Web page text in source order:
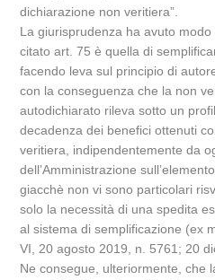
dichiarazione non veritiera”.
La giurisprudenza ha avuto
citato art. 75 è quella di
facendo leva sul principio di
con la conseguenza che la non
autodichiarato rileva sotto un
decadenza dei benefici ottenuti
veritiera, indipendentemente da
dell’Amministrazione
giacchè non vi sono particolari
solo la necessità di una spedita
al sistema di semplificazione (ex
VI, 20 agosto 2019, n. 5761; 20
Ne consegue, ulteriormente, che